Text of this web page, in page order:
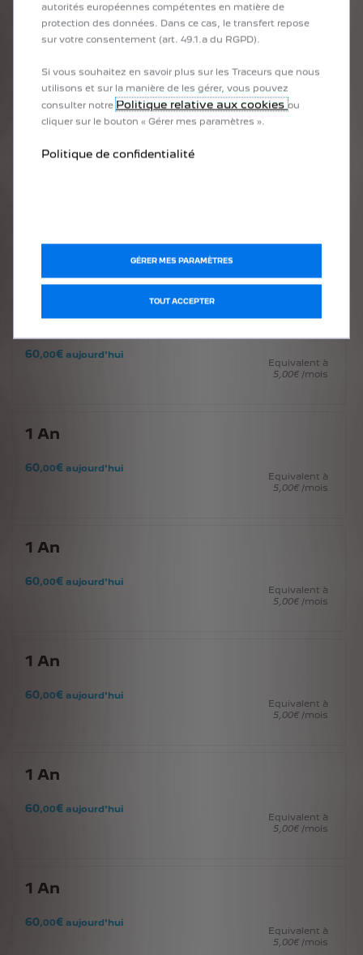
Inclus
dans le prix du
ans
Inclus
An
60,00€ aujourd'hui
Equivalent à
5,00€ /mois
1 An
60,00€ aujourd'hui
Equivalent à
5,00€ /mois
1 An
60,00€ aujourd'hui
Equivalent à
5,00€ /mois
1 An
60,00€ aujourd'hui
Equivalent à
5,00€ /mois
1 An
60,00€ aujourd'hui
Equivalent à
5,00€ /mois
1 An
60,00€ aujourd'hui
Equivalent à
5,00€ /mois
autorités européennes compétentes en matière de
protection des données. Dans ce cas, le transfert repose
sur votre consentement (art. 49.1.a du RGPD).
Si vous souhaitez en savoir plus sur les Traceurs que nous
utilisons et sur la manière de les gérer, vous pouvez
consulter notre Politique relative aux cookies ou
cliquer sur le bouton « Gérer mes paramètres ».
Politique de confidentialité
GÉRER MES PARAMÈTRES
TOUT ACCEPTER